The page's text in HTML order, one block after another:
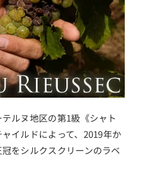
ルヌ地区の第1級《シャト
イルドによって、2019年か
をシルクスクリーンのラベ